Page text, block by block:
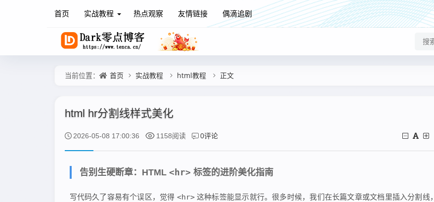
首页 实战教程 热点观察 友情链接 偶滴追剧
当前位置： 首页 实战教程 html教程 正文
html hr分割线样式美化
2026-05-08 17:00:36 1158阅读 0评论
告别生硬断章：HTML <hr> 标签的进阶美化指南
写代码久了容易有个误区，觉得 <hr>这种标签能显示就行。很多时候，我们在长篇文章或文档里插入分割线，